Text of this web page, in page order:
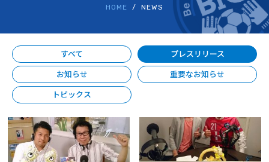
ス
キ
ッ
プ
HOME / NEWS
すべて
お知らせ
トピックス
プレスリリース
重要なお知らせ